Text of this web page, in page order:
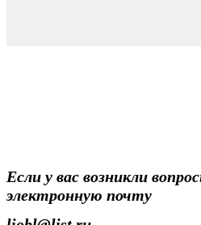
Если у вас возникли
электронную почту